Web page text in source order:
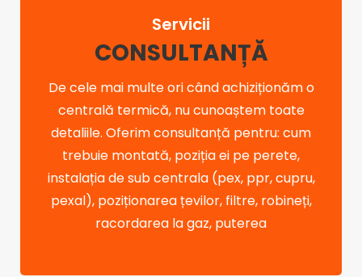
Servicii
CONSULTANȚĂ
De cele mai multe ori când achiziționăm o
centrală termică, nu cunoaștem toate
detaliile. Oferim consultanță pentru: cum
trebuie montată, poziția ei pe perete,
instalația de sub centrala (pex, ppr, cupru,
pexal), poziționarea țevilor, filtre, robineți,
racordarea la gaz, puterea